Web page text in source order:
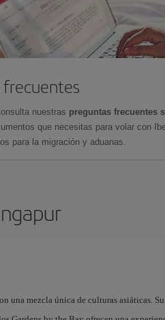
nuestras preguntas frecuentes
que necesitas para volar con
para la migración y aduanas.
una mezcla única de culturas asiáticas.